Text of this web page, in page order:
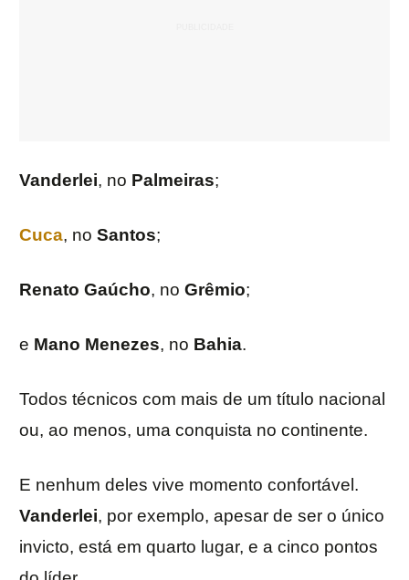
Vanderlei, no Palmeiras;
Cuca, no Santos;
Renato Gaúcho, no Grêmio;
e Mano Menezes, no Bahia.
Todos técnicos com mais de um título nacional
ou, ao menos, uma conquista no continente.
E nenhum deles vive momento confortável.
Vanderlei, por exemplo, apesar de ser o único
invicto, está em quarto lugar, e a cinco pontos